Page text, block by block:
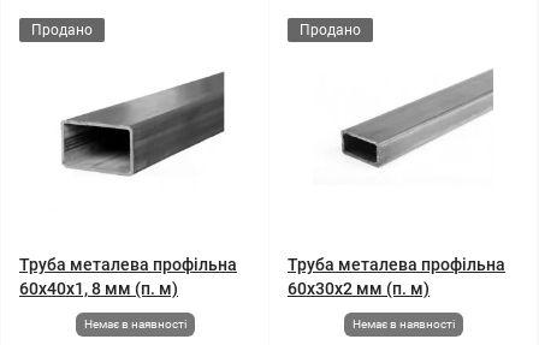
Продано
Труба металева профільна
60x40x1, 8 мм (п. м)
Немає в наявності
Продано
Труба металева профільна
60x30x2 мм (п. м)
Немає в наявності